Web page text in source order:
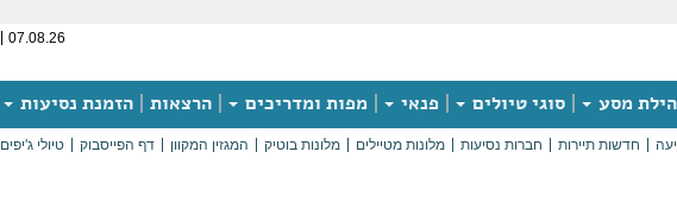
07.08.26
מסע סוגי טיולים פנאי מפות ומדריכים הרצאות הזמנת נסיעות
חדשות תיירות חברות נסיעות מלונות מטיילים מלונות בוטיק המגזין המקוון דף הפייסבוק טיולי ג'יפים